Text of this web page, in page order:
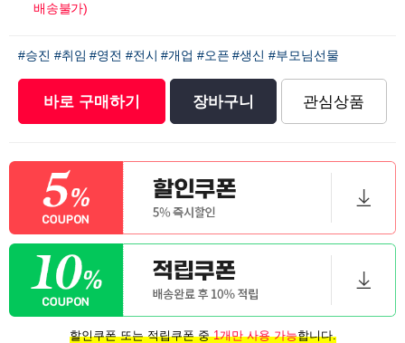
배송불가)
#승진 #취임 #영전 #전시 #개업 #오픈 #생신 #부모님선물
바로 구매하기 장바구니 관심상품
할인쿠폰 또는 적립쿠폰 중1개만 사용 가능합니다.